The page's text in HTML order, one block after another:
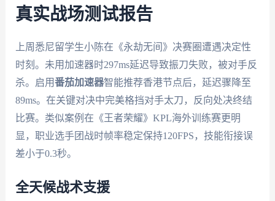
真实战场测试报告
上周悉尼留学生小陈在《永劫无间》决赛圈遭遇决定性
时刻。未用加速器时297ms延迟导致振刀失败，被对手反
杀。启用番茄加速器智能推荐香港节点后，延迟骤降至
89ms。在关键对决中完美格挡对手太刀，反向处决终结
比赛。类似案例在《王者荣耀》KPL海外训练赛更明
显，职业选手团战时帧率稳定保持120FPS，技能衔接误
差小于0.3秒。
全天候战术支援